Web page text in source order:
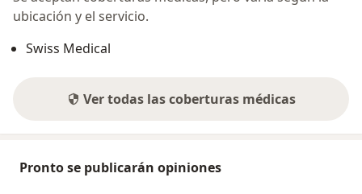
ubicación y el servicio.
Swiss Medical
Ver todas las coberturas médicas
Pronto se publicarán opiniones